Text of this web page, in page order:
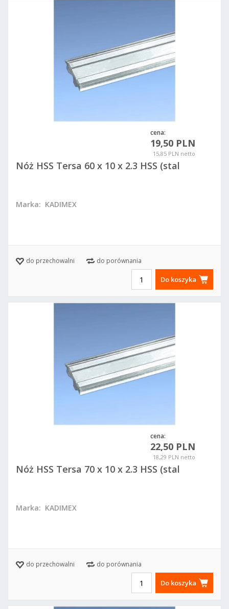
cena:
19,50 PLN
15,85 PLN netto
Nóż HSS Tersa 60 x 10 x 2.3 HSS (stal
Marka: KADIMEX
do przechowalni do porównania
Do koszyka
cena:
22,50 PLN
18,29 PLN netto
Nóż HSS Tersa 70 x 10 x 2.3 HSS (stal
Marka: KADIMEX
do przechowalni do porównania
Do koszyka